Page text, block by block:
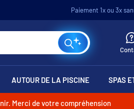
Paiement 1x ou 3x
AUTOUR DE LA PISCINE SPAS
Merci de votre compréhension